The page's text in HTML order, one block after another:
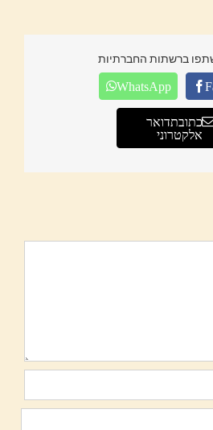
ברשתות החברתיות
WhatsApp
כתובת דואר
אלקטרוני